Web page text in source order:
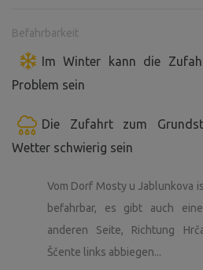
Befahrbarkeit
Im Winter kann die
Problem sein
Die Zufahrt zum
Wetter schwierig sein
Vom Dorf Mosty u Jablunkova
befahrbar, es gibt auch
anderen Seite, Richtung
Ščente links abbiegen...